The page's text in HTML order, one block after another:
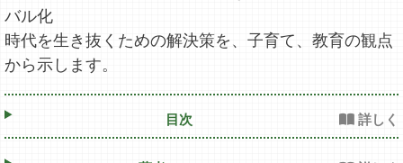
バル化
時代を生き抜くための解決策を、子育て、教育の観点
から示します。
目次